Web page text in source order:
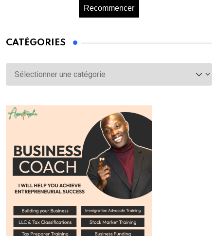
Recommencer
CATÉGORIES
Catégories